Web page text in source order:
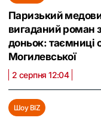
Паризький
вигаданий роман
доньок: таємниці
Могилевської
2 серпня 12:04
Шоу BIZ